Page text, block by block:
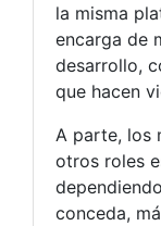
la misma
encarga de
desarrollo,
que hacen
A parte, los
otros roles
conceda,